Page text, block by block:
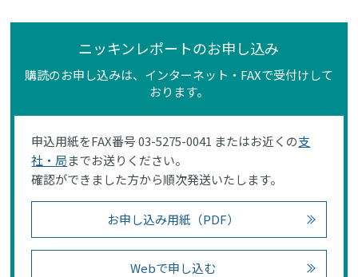
ニッキンレポートのお申し込み
購読のお申し込みは、インターネット・FAXで受付けして
おります。
申込用紙をFAX番号 03-5275-0041 またはお近くの支
社・局までお送りください。
確認ができました方から順次発送いたします。
お申し込み用紙（PDF）
Webで申し込む